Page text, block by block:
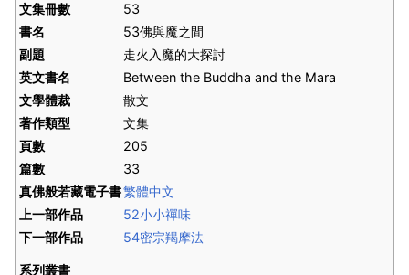
文集冊數
53
書名
53佛與魔之間
副題
走火入魔的大探討
英文書名
Between the Buddha and the Mara
文學體裁
散文
著作類型
文集
頁數
205
篇數
33
真佛般若藏電子書繁體中文
上一部作品
52小小禪味
下一部作品
54密宗羯摩法
系列叢書